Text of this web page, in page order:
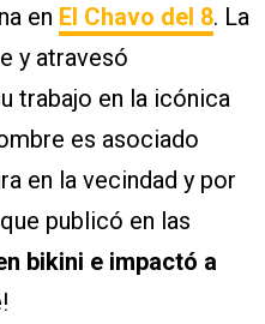
en El Chavo del 8. La
y atravesó
trabajo en la icónica
es asociado
en la vecindad y por
publicó en las
bikini e impactó a